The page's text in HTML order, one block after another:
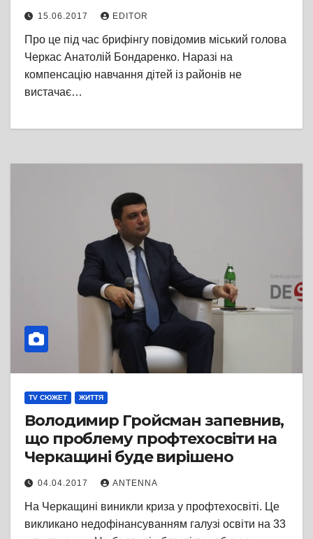
15.06.2017 EDITOR
Про це під час брифінгу повідомив міський голова
Черкас Анатолій Бондаренко. Наразі на
компенсацію навчання дітей із районів не
вистачає…
TV СЮЖЕТ ЖИТТЯ
Володимир Гройсман запевнив,
що проблему профтехосвіти на
Черкащині буде вирішено
04.04.2017 ANTENNA
На Черкащині виникли криза у профтехосвіті. Це
викликано недофінансуванням галузі освіти на 33